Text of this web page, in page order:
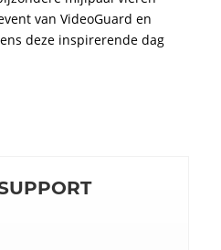
van VideoGuard en
deze inspirerende dag